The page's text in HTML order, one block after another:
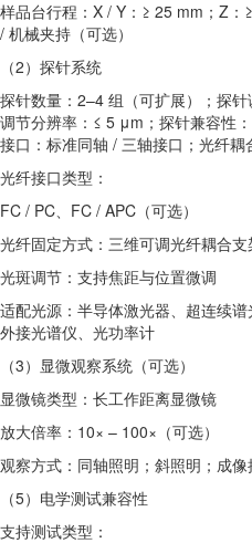
样品台行程：X / Y：≥ 25 mm；Z
/ 机械夹持（可选）
（2）探针系统
探针数量：2–4 组（可扩展）；探
调节分辨率：≤ 5 μm；探针兼容性
接口：标准同轴 / 三轴接口；光纤耦
光纤接口类型：
FC / PC、FC / APC（可选）
光纤固定方式：三维可调光纤耦合支
光斑调节：支持焦距与位置微调
适配光源：半导体激光器、超连续
外接光谱仪、光功率计
（3）显微观察系统（可选）
显微镜类型：长工作距离显微镜
放大倍率：10× – 100×（可选）
观察方式：同轴照明；斜照明；成
（5）电学测试兼容性
支持测试类型：